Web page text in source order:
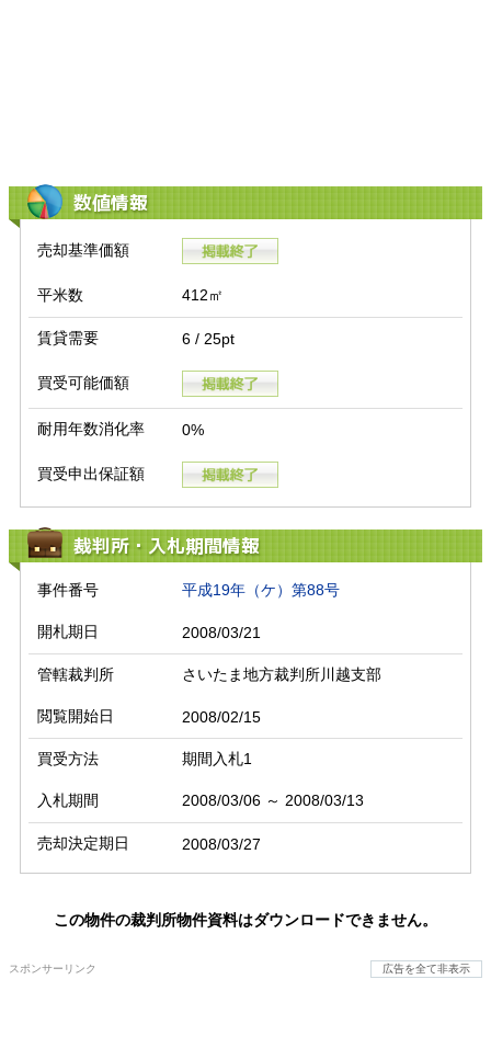
数値情報
売却基準価額
平米数 412㎡
賃貸需要 6 / 25pt
買受可能価額
耐用年数消化率 0%
買受申出保証額
裁判所・入札期間情報
事件番号 平成19年（ケ）第88号
開札期日 2008/03/21
管轄裁判所 さいたま地方裁判所川越支部
閲覧開始日 2008/02/15
買受方法 期間入札1
入札期間 2008/03/06 ～ 2008/03/13
売却決定期日 2008/03/27
この物件の裁判所物件資料はダウンロードできません。
スポンサーリンク 広告を全て非表示